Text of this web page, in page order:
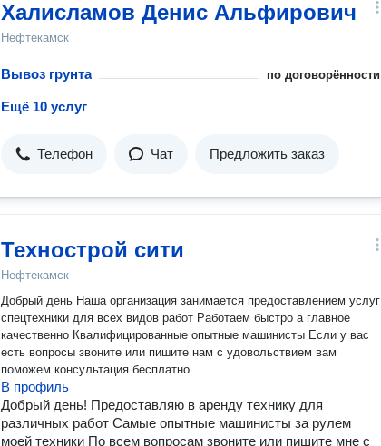
Халисламов Денис Альфирович
Нефтекамск
Вывоз грунта по договорённости
Ещё 10 услуг
Телефон Чат Предложить заказ
Технострой сити
Нефтекамск
Добрый день Наша организация занимается предоставлением услуг
спецтехники для всех видов работ Работаем быстро а главное
качественно Квалифицированные опытные машинисты Если у вас
есть вопросы звоните или пишите нам с удовольствием вам
поможем консультация бесплатно
В профиль
Добрый день! Предоставляю в аренду технику для
различных работ Самые опытные машинисты за рулем
моей техники По всем вопросам звоните или пишите мне с